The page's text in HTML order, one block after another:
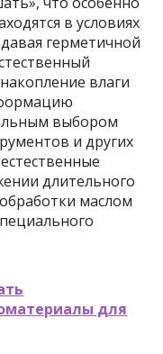
в условиях
герметичной
влаги
выбором
и других
длительного
маслом
для